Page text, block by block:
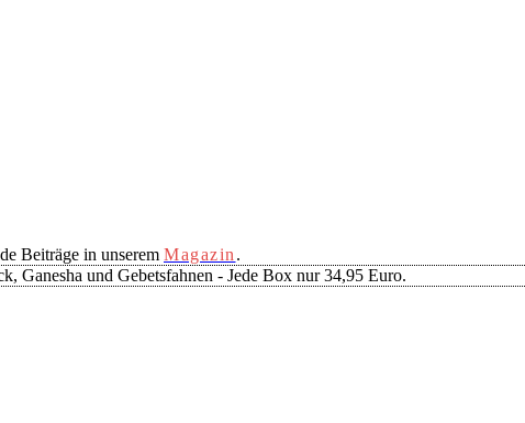
Beiträge in unserem Magazin .
Ganesha und Gebetsfahnen - Jede Box nur 34,95 Euro.